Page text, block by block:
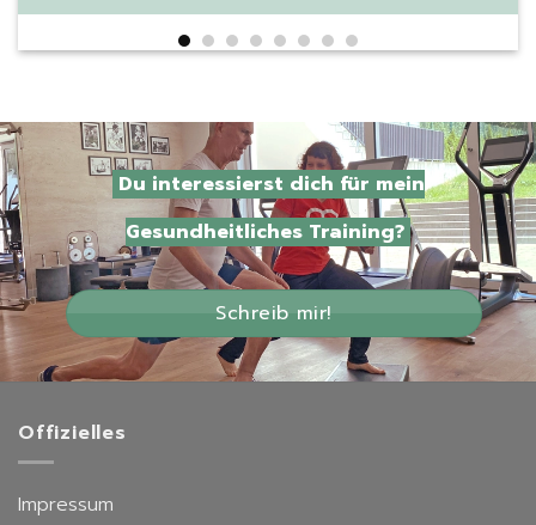
Du interessierst dich für mein
Gesundheitliches Training?
Schreib mir!
Offizielles
Impressum